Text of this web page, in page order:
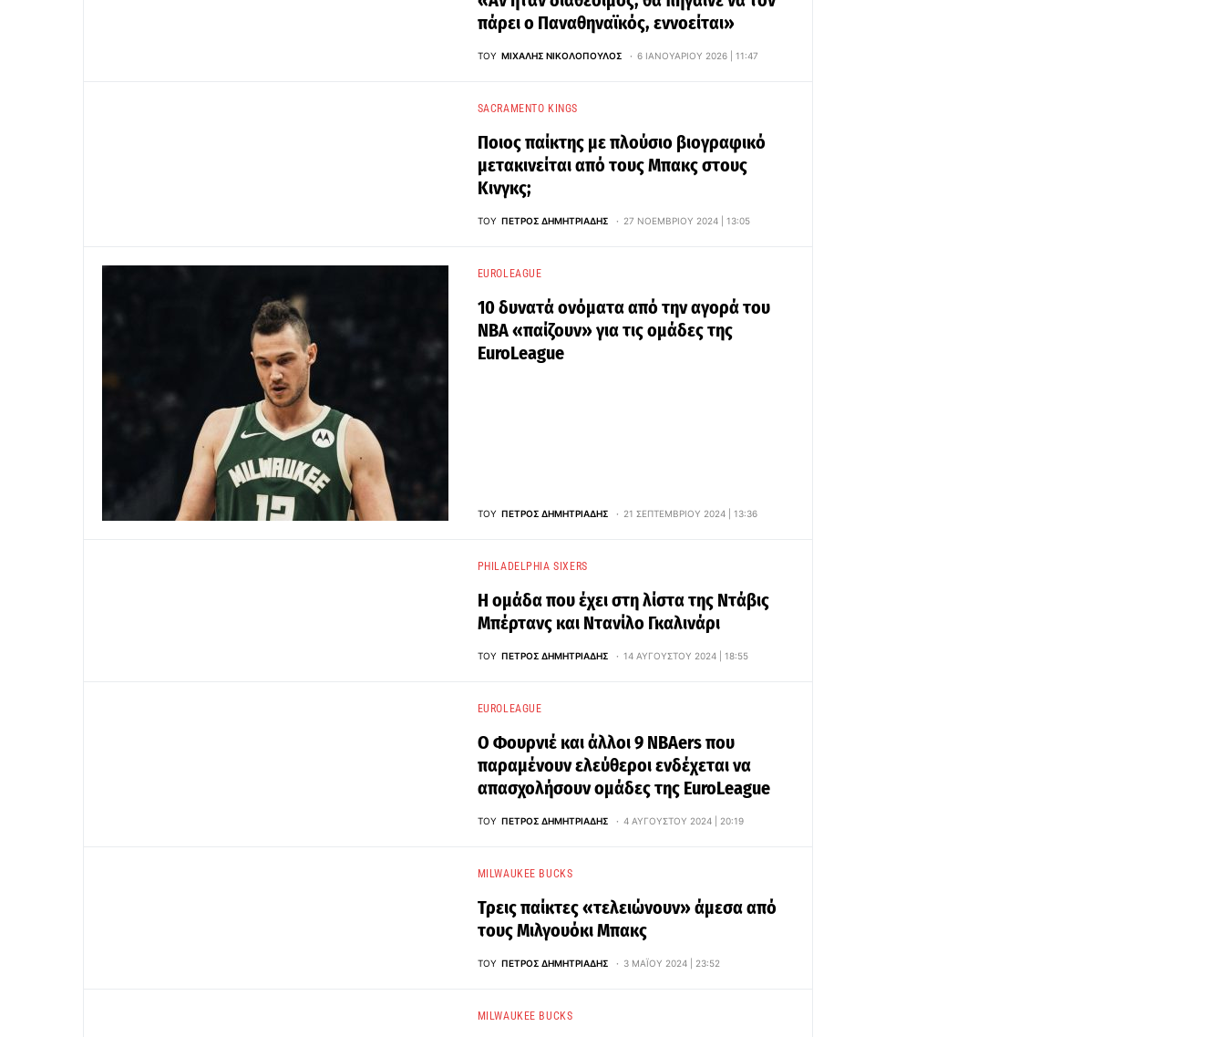
πάρει ο Παναθηναϊκός, εννοείται»
ΤΟΥ ΜΙΧΆΛΗΣ ΝΙΚΟΛΌΠΟΥΛΟΣ 6 ΙΑΝΟΥΑΡΊΟΥ 2026 | 11:47
SACRAMENTO KINGS
Ποιος παίκτης με πλούσιο βιογραφικό
μετακινείται από τους Μπακς στους
Κινγκς;
ΤΟΥ ΠΈΤΡΟΣ ΔΗΜΗΤΡΙΆΔΗΣ 27 ΝΟΕΜΒΡΊΟΥ 2024 | 13:05
EUROLEAGUE
10 δυνατά ονόματα από την αγορά του
ΝΒΑ «παίζουν» για τις ομάδες της
EuroLeague
ΤΟΥ ΠΈΤΡΟΣ ΔΗΜΗΤΡΙΆΔΗΣ 21 ΣΕΠΤΕΜΒΡΊΟΥ 2024 | 13:36
PHILADELPHIA SIXERS
Η ομάδα που έχει στη λίστα της Ντάβις
Μπέρτανς και Ντανίλο Γκαλινάρι
ΤΟΥ ΠΈΤΡΟΣ ΔΗΜΗΤΡΙΆΔΗΣ 14 ΑΥΓΟΎΣΤΟΥ 2024 | 18:55
EUROLEAGUE
Ο Φουρνιέ και άλλοι 9 NBAers που
παραμένουν ελεύθεροι ενδέχεται να
απασχολήσουν ομάδες της EuroLeague
ΤΟΥ ΠΈΤΡΟΣ ΔΗΜΗΤΡΙΆΔΗΣ 4 ΑΥΓΟΎΣΤΟΥ 2024 | 20:19
MILWAUKEE BUCKS
Τρεις παίκτες «τελειώνουν» άμεσα από
τους Μιλγουόκι Μπακς
ΤΟΥ ΠΈΤΡΟΣ ΔΗΜΗΤΡΙΆΔΗΣ 3 ΜΑΪ́ΟΥ 2024 | 23:52
MILWAUKEE BUCKS